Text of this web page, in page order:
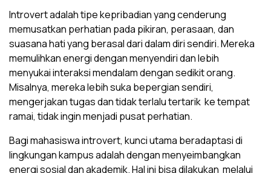
Introvert adalah tipe kepribadian yang cenderung
memusatkan perhatian pada pikiran, perasaan, dan
suasana hati yang berasal dari dalam diri sendiri. Mereka
memulihkan energi dengan menyendiri dan lebih
menyukai interaksi mendalam dengan sedikit orang.
Misalnya, mereka lebih suka bepergian sendiri,
mengerjakan tugas dan tidak terlalu tertarik ke tempat
ramai, tidak ingin menjadi pusat perhatian.
Bagi mahasiswa introvert, kunci utama beradaptasi di
lingkungan kampus adalah dengan menyeimbangkan
energi sosial dan akademik. Hal ini bisa dilakukan melalui